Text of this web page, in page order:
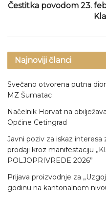
Čestitka povodom 23.
Najnoviji članci
Svečano otvorena putna
MZ Šumatac
Načelnik Horvat na
Općine Cetingrad
Javni poziv za iskaz
prodaji kroz manifestaciju
POLJOPRIVREDE 2026”
Prijava proizvodnje za
godinu na kantonalnom